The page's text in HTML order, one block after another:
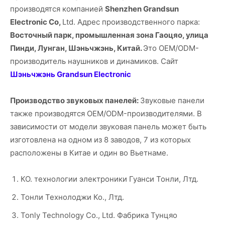
производятся компанией Shenzhen Grandsun
Electronic Co, Ltd. Адрес производственного парка:
Восточный парк, промышленная зона Гаоцяо, улица
Пинди, Лунган, Шэньчжэнь, Китай.Это OEM/ODM-
производитель наушников и динамиков. Сайт
Шэньчжэнь Grandsun Electronic
Производство звуковых панелей: Звуковые панели
также производятся OEM/ODM-производителями. В
зависимости от модели звуковая панель может быть
изготовлена на одном из 8 заводов, 7 из которых
расположены в Китае и один во Вьетнаме.
КО. технологии электроники Гуанси Тонли, Лтд.
Тонли Технолоджи Ко., Лтд.
Tonly Technology Co., Ltd. Фабрика Тунцяо